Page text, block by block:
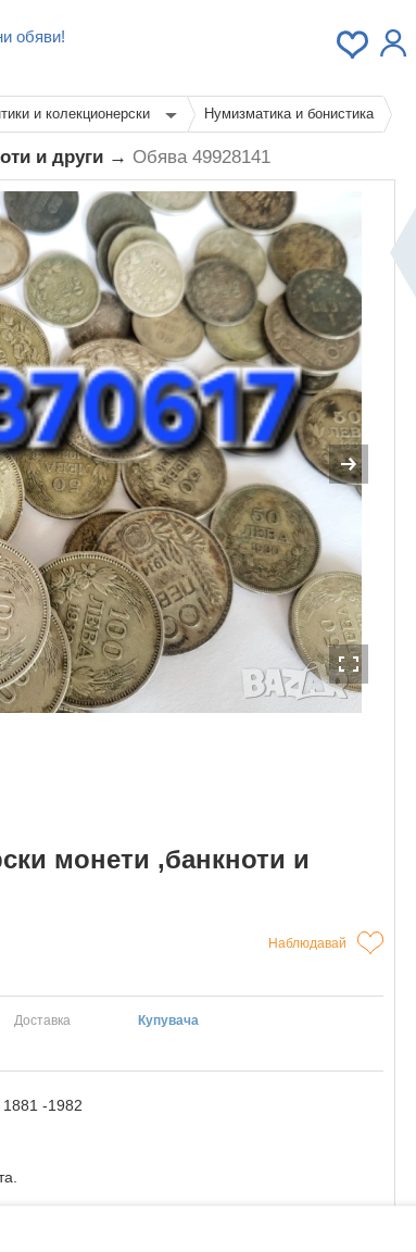
обяви!
и колекционерски Нумизматика и бонистика
и други → Обява 49928141
монети ,банкноти и
Наблюдавай
Доставка
Купувача
1881 -1982